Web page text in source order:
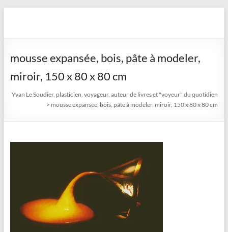
voyageur, auteur de livres
et "voyeur" du quotidien
mousse expansée, bois, pâte à modeler,
miroir, 150 x 80 x 80 cm
Yvan Le Soudier, plasticien, voyageur, auteur de livres et "voyeur" du quotidien
> mousse expansée, bois, pâte à modeler, miroir, 150 x 80 x 80 cm